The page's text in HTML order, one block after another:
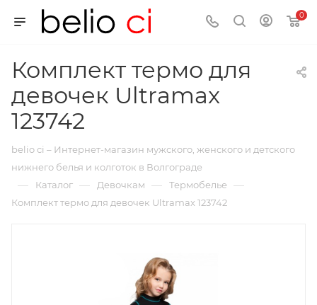
0
Комплект термо для
девочек Ultramax
123742
belio ci – Интернет-магазин мужского, женского и детского
нижнего белья и колготок в Волгограде
— Каталог — Девочкам — Термобелье —
Комплект термо для девочек Ultramax 123742